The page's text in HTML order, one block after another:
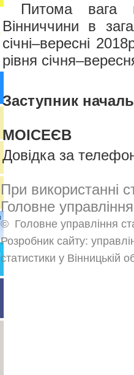
Питома вага
Вінниччини в
січні–вересні
рівня
МОІСЕЄВ
Довідка за
При використанні
Головне
© Головне управління
Розробник сайту:
статистики у Вінницькій